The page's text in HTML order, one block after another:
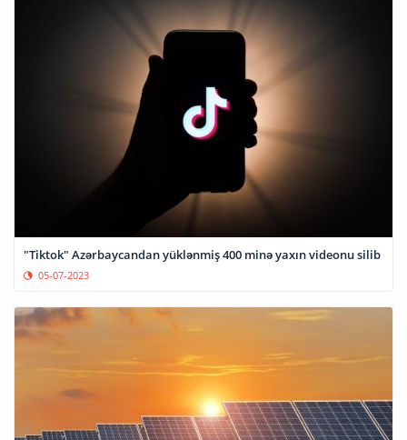
"Tiktok" Azərbaycandan yüklənmiş 400 minə yaxın videonu silib
05-07-2023